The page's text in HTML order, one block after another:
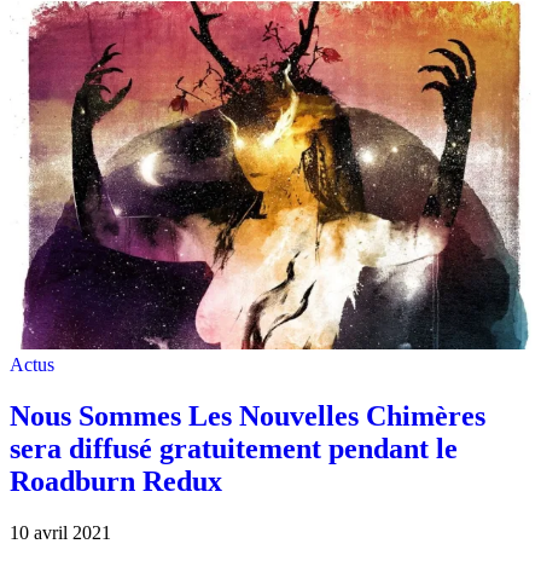
Actus
Nous Sommes Les Nouvelles Chimères
sera diffusé gratuitement pendant le
Roadburn Redux
10 avril 2021